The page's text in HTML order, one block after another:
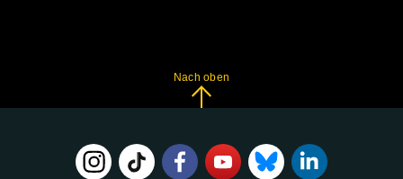
Nach oben